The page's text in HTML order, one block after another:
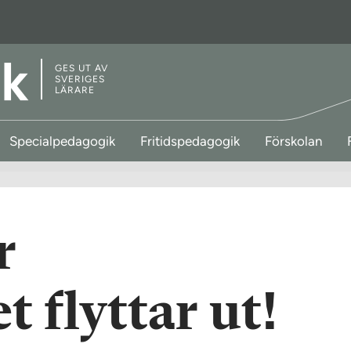
GES UT AV
SVERIGES
LÄRARE
Specialpedagogik Fritidspedagogik Förskolan
flyttar ut!